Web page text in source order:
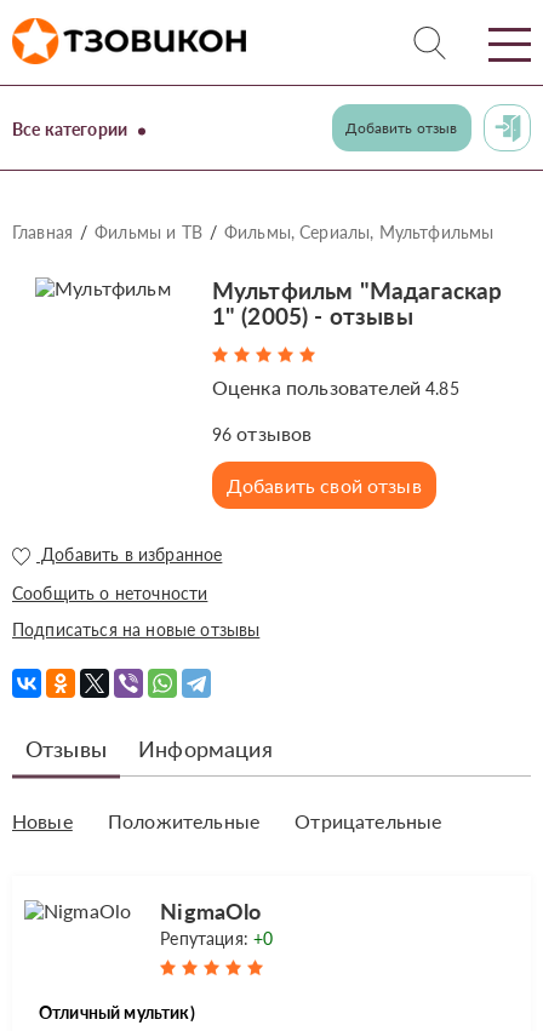
Все категории Добавить отзыв
Главная Фильмы и ТВ Фильмы, Сериалы, Мультфильмы
Мультфильм "Мадагаскар
1" (2005) - отзывы
Оценка пользователей4.85
96 отзывов
Добавить свой отзыв
Добавить в избранное
Сообщить о неточности
Подписаться на новые отзывы
Отзывы Информация
Новые Положительные Отрицательные
NigmaOlo
Репутация:+0
Отличный мультик)